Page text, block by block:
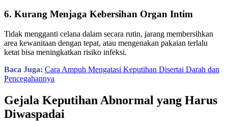
6. Kurang Menjaga Kebersihan Organ Intim
Tidak mengganti celana dalam secara rutin, jarang membersihkan
area kewanitaan dengan tepat, atau mengenakan pakaian terlalu
ketat bisa meningkatkan risiko infeksi.
Baca Juga: Cara Ampuh Mengatasi Keputihan Disertai Darah dan
Pencegahannya
Gejala Keputihan Abnormal yang Harus
Diwaspadai